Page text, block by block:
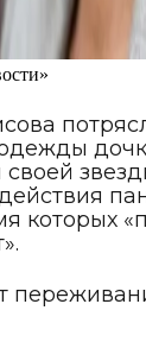
которых